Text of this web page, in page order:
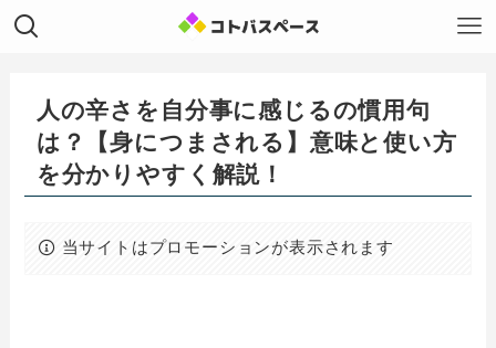
人の辛さを自分事に感じるの慣用句
は？【身につまされる】意味と使い方
を分かりやすく解説！
当サイトはプロモーションが表示されます